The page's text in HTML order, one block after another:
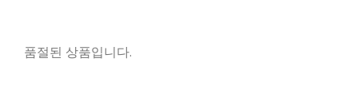
품절된 상품입니다.